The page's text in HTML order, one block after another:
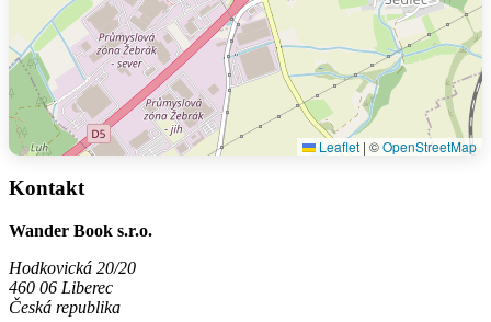
Leaflet | ©OpenStreetMap
Kontakt
Wander Book s.r.o.
Hodkovická 20/20
460 06 Liberec
Česká republika